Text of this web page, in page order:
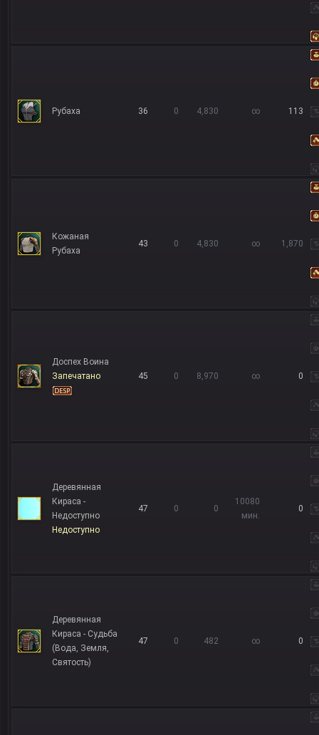
Рубаха 36 0 4,830 ∞ 113
Кожаная
Рубаха
43 0 4,830 ∞ 1,870
Доспех Воина
Запечатано
45 0 8,970 ∞ 0
Деревянная
Кираса -
Недоступно
Недоступно
47 0 0
10080
мин.
0
Деревянная
Кираса - Судьба
(Вода, Земля,
Святость)
47 0 482 ∞ 0